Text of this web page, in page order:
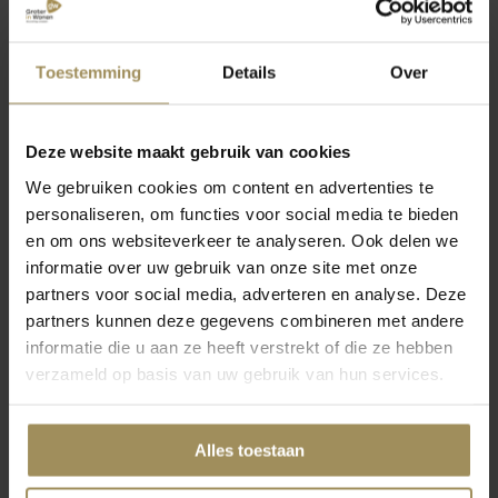
Toestemming Details Over
Deze website maakt gebruik van cookies
We gebruiken cookies om content en advertenties te
personaliseren, om functies voor social media te bieden
en om ons websiteverkeer te analyseren. Ook delen we
informatie over uw gebruik van onze site met onze
partners voor social media, adverteren en analyse. Deze
partners kunnen deze gegevens combineren met andere
informatie die u aan ze heeft verstrekt of die ze hebben
verzameld op basis van uw gebruik van hun services.
Alles toestaan
Bijzettafel Eetkamerbanken
Barkrukken